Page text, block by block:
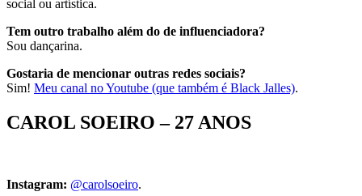
social ou artística.
Tem outro trabalho além do de influenciadora?
Sou dançarina.
Gostaria de mencionar outras redes sociais?
Sim! Meu canal no Youtube (que também é Black Jalles).
CAROL SOEIRO – 27 ANOS
Instagram: @carolsoeiro.